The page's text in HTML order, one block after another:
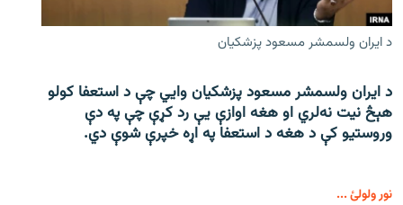
د ایران ولسمشر مسعود پزشکیان
د ایران ولسمشر مسعود پزشکیان وایي چې د استعفا کولو
هېڅ نیت نه‌لري او هغه اوازې یې رد کړې چې په دې
وروستیو کې د هغه د استعفا په اړه خپرې شوې دي.
نور ولولئ ...